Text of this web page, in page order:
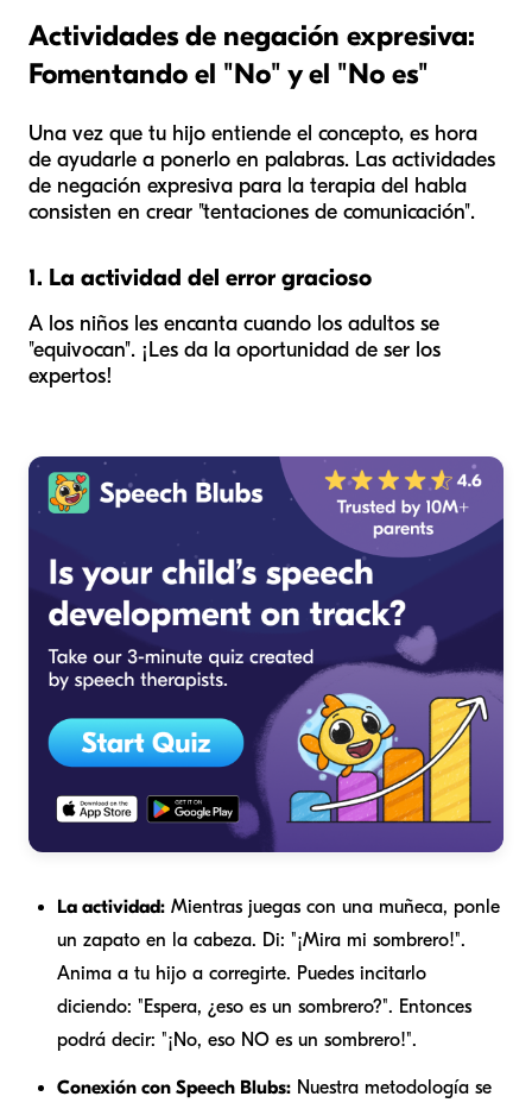
Actividades de negación expresiva:
Fomentando el "No" y el "No es"
Una vez que tu hijo entiende el concepto, es hora
de ayudarle a ponerlo en palabras. Las actividades
de negación expresiva para la terapia del habla
consisten en crear "tentaciones de comunicación".
1. La actividad del error gracioso
A los niños les encanta cuando los adultos se
"equivocan". ¡Les da la oportunidad de ser los
expertos!
La actividad: Mientras juegas con una muñeca, ponle
un zapato en la cabeza. Di: "¡Mira mi sombrero!".
Anima a tu hijo a corregirte. Puedes incitarlo
diciendo: "Espera, ¿eso es un sombrero?". Entonces
podrá decir: "¡No, eso NO es un sombrero!".
Conexión con Speech Blubs: Nuestra metodología se